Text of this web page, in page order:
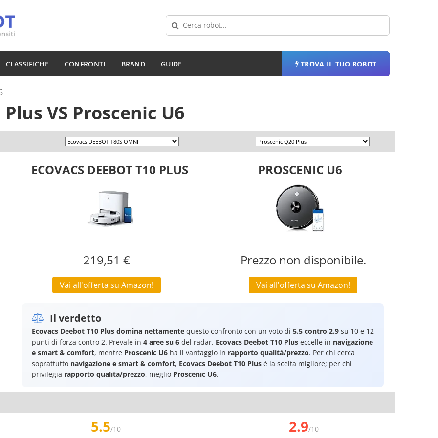
CLASSIFICHE CONFRONTI BRAND GUIDE TROVA IL TUO ROBOT
Plus VS Proscenic U6
ECOVACS DEEBOT T10 PLUS PROSCENIC U6
219,51 €
Vai all'offerta su Amazon!
Prezzo non disponibile.
Vai all'offerta su Amazon!
Il verdetto
Ecovacs Deebot T10 Plus domina nettamente questo confronto con un voto di 5.5 contro 2.9 su 10 e 12
punti di forza contro 2. Prevale in 4 aree su 6 del radar. Ecovacs Deebot T10 Plus eccelle in navigazione
e smart & comfort, mentre Proscenic U6 ha il vantaggio in rapporto qualità/prezzo. Per chi cerca
soprattutto navigazione e smart & comfort, Ecovacs Deebot T10 Plus è la scelta migliore; per chi
privilegia rapporto qualità/prezzo, meglio Proscenic U6.
5.5/10 2.9/10